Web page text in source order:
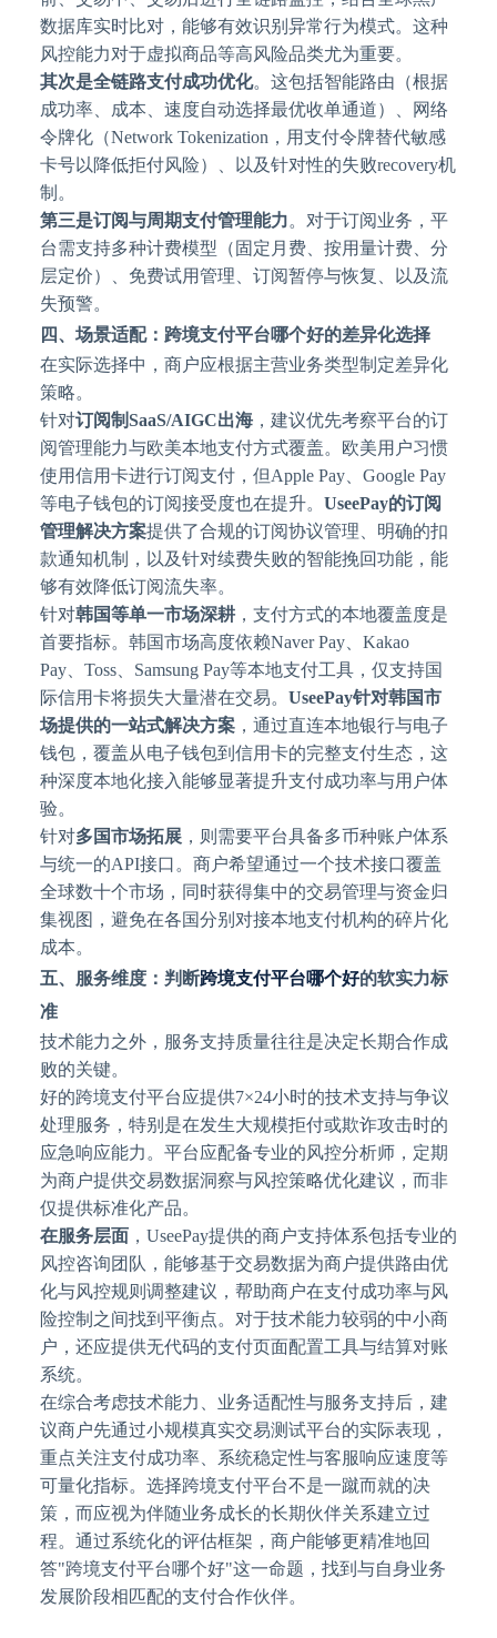
数据库实时比对，能够有效识别异常行为模式。这种
风控能力对于虚拟商品等高风险品类尤为重要。
其次是全链路支付成功优化。这包括智能路由（根据
成功率、成本、速度自动选择最优收单通道）、网络
令牌化（Network Tokenization，用支付令牌替代敏感
卡号以降低拒付风险）、以及针对性的失败recovery机
制。
第三是订阅与周期支付管理能力。对于订阅业务，平
台需支持多种计费模型（固定月费、按用量计费、分
层定价）、免费试用管理、订阅暂停与恢复、以及流
失预警。
四、场景适配：跨境支付平台哪个好的差异化选择
在实际选择中，商户应根据主营业务类型制定差异化
策略。
针对订阅制SaaS/AIGC出海，建议优先考察平台的订
阅管理能力与欧美本地支付方式覆盖。欧美用户习惯
使用信用卡进行订阅支付，但Apple Pay、Google Pay
等电子钱包的订阅接受度也在提升。 UseePay的订阅
管理解决方案提供了合规的订阅协议管理、明确的扣
款通知机制，以及针对续费失败的智能挽回功能，能
够有效降低订阅流失率。
针对韩国等单一市场深耕，支付方式的本地覆盖度是
首要指标。韩国市场高度依赖Naver Pay、Kakao
Pay、Toss、Samsung Pay等本地支付工具，仅支持国
际信用卡将损失大量潜在交易。 UseePay针对韩国市
场提供的一站式解决方案，通过直连本地银行与电子
钱包，覆盖从电子钱包到信用卡的完整支付生态，这
种深度本地化接入能够显著提升支付成功率与用户体
验。
针对多国市场拓展，则需要平台具备多币种账户体系
与统一的API接口。商户希望通过一个技术接口覆盖
全球数十个市场，同时获得集中的交易管理与资金归
集视图，避免在各国分别对接本地支付机构的碎片化
成本。
五、服务维度：判断跨境支付平台哪个好的软实力标
准
技术能力之外，服务支持质量往往是决定长期合作成
败的关键。
好的跨境支付平台应提供7×24小时的技术支持与争议
处理服务，特别是在发生大规模拒付或欺诈攻击时的
应急响应能力。平台应配备专业的风控分析师，定期
为商户提供交易数据洞察与风控策略优化建议，而非
仅提供标准化产品。
在服务层面， UseePay提供的商户支持体系包括专业的
风控咨询团队，能够基于交易数据为商户提供路由优
化与风控规则调整建议，帮助商户在支付成功率与风
险控制之间找到平衡点。对于技术能力较弱的中小商
户，还应提供无代码的支付页面配置工具与结算对账
系统。
在综合考虑技术能力、业务适配性与服务支持后，建
议商户先通过小规模真实交易测试平台的实际表现，
重点关注支付成功率、系统稳定性与客服响应速度等
可量化指标。选择跨境支付平台不是一蹴而就的决
策，而应视为伴随业务成长的长期伙伴关系建立过
程。通过系统化的评估框架，商户能够更精准地回
答"跨境支付平台哪个好"这一命题，找到与自身业务
发展阶段相匹配的支付合作伙伴。